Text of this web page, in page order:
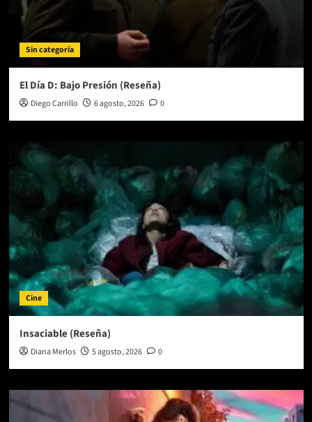
Sin categoría
El Día D: Bajo Presión (Reseña)
Diego Carrillo 6 agosto, 2026 0
Cine
Insaciable (Reseña)
Diana Merlos 5 agosto, 2026 0